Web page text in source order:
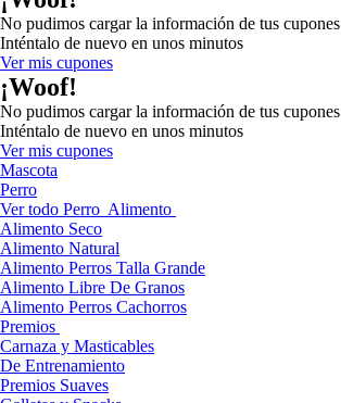
No pudimos cargar la información de tus cupones
Inténtalo de nuevo en unos minutos
Ver mis cupones
¡Woof!
No pudimos cargar la información de tus cupones
Inténtalo de nuevo en unos minutos
Ver mis cupones
Mascota
Perro
Ver todo Perro Alimento
Alimento Seco
Alimento Natural
Alimento Perros Talla Grande
Alimento Libre De Granos
Alimento Perros Cachorros
Premios
Carnaza y Masticables
De Entrenamiento
Premios Suaves